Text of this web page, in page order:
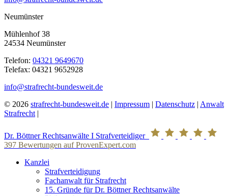
Neumünster
Mühlenhof 38
24534 Neumünster
Telefon: 04321 9649670
Telefax: 04321 9652928
info@strafrecht-bundesweit.de
© 2026 strafrecht-bundesweit.de | Impressum | Datenschutz | Anwalt
Strafrecht |
Dr. Böttner Rechtsanwälte I Strafverteidiger
397 Bewertungen auf ProvenExpert.com
Kanzlei
Strafverteidigung
Fachanwalt für Strafrecht
15. Gründe für Dr. Böttner Rechtsanwälte